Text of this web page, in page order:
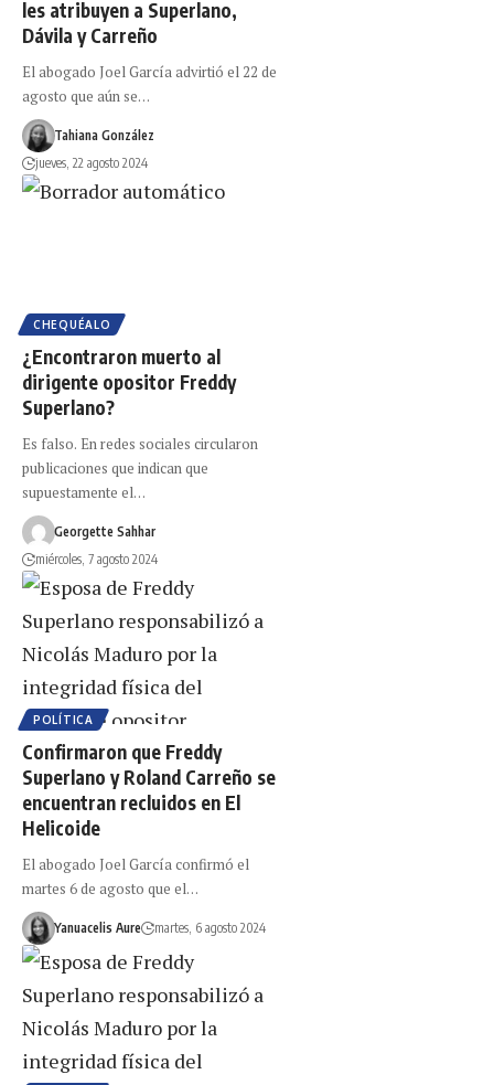
les atribuyen a Superlano,
Dávila y Carreño
El abogado Joel García advirtió el 22 de
agosto que aún se…
Tahiana González
jueves, 22 agosto 2024
CHEQUÉALO
¿Encontraron muerto al
dirigente opositor Freddy
Superlano?
Es falso. En redes sociales circularon
publicaciones que indican que
supuestamente el…
Georgette Sahhar
miércoles, 7 agosto 2024
POLÍTICA
Confirmaron que Freddy
Superlano y Roland Carreño se
encuentran recluidos en El
Helicoide
El abogado Joel García confirmó el
martes 6 de agosto que el…
Yanuacelis Aure martes, 6 agosto 2024